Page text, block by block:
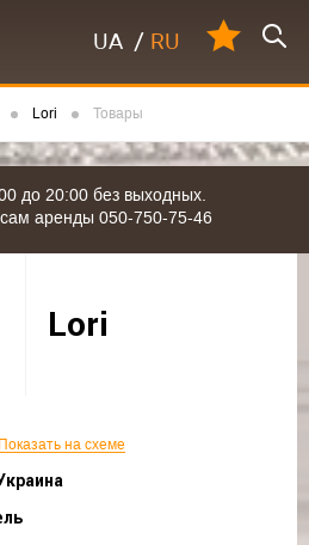
UA / RU
Lori Товары
до 20:00 без выходных.
аренды 050-750-75-46
Lori
Показать на схеме